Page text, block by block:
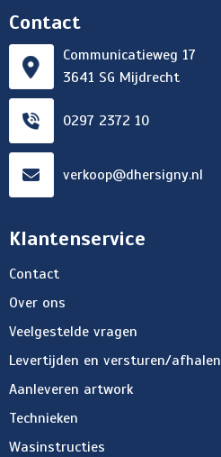
Contact
Communicatieweg 17
3641 SG Mijdrecht
0297 2372 10
verkoop@dhersigny.nl
Klantenservice
Contact
Over ons
Veelgestelde vragen
Levertijden en versturen/afhalen
Aanleveren artwork
Technieken
Wasinstructies